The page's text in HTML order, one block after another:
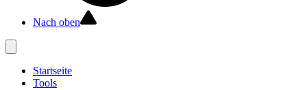
Nach oben
Startseite
Tools